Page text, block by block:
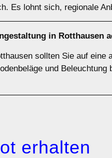
Es lohnt sich, regionale
in Rotthausen
sollten Sie auf
und
erhalten